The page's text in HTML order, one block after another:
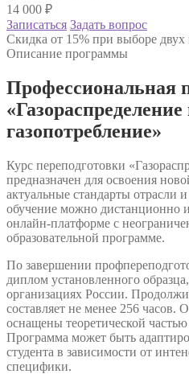
14 000 ₽
Записаться Задать вопрос
Скидка от 15% при выборе
Описание программы
Профессиональная
«Газораспределение
газопотребление»
Курс переподготовки
предназначен для освоения
актуальные стандарты отрасли
обучение можно дистанционно
онлайн-платформе с
образовательной программе.
По завершении
диплом установленного
организациях России.
составляет не менее 256 часов.
оснащены теоретической
Программа может быть
студента в зависимости от
специфики.